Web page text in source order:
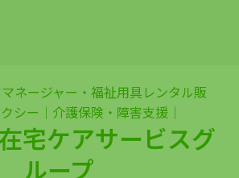
ネージャー・福祉用具レンタル販
シー｜介護保険・障害支援｜
宅ケアサービスグ
ループ